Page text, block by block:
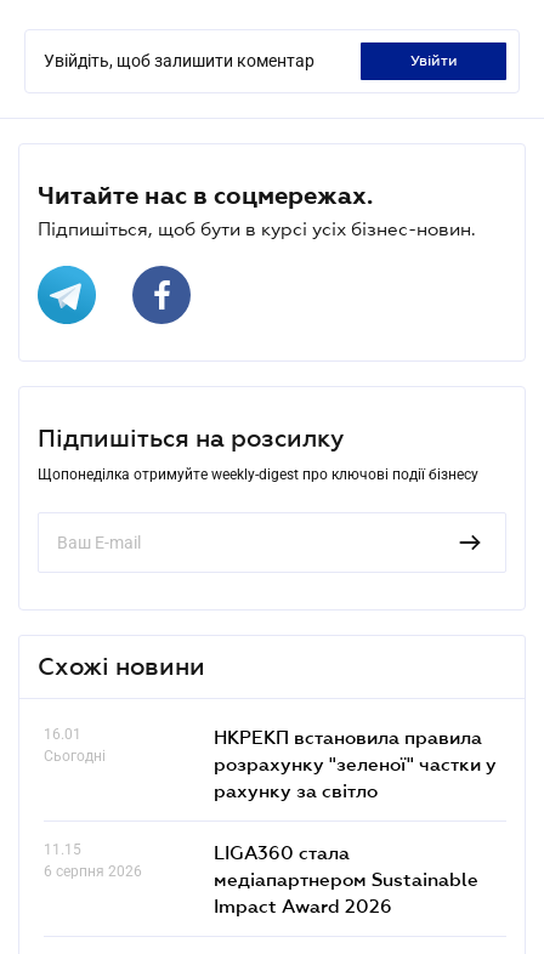
Увійдіть, щоб залишити коментар увійти
Читайте нас в соцмережах.
Підпишіться, щоб бути в курсі усіх бізнес-новин.
Підпишіться на розсилку
Щопонеділка отримуйте weekly-digest про ключові події бізнесу
Схожі новини
16.01
Сьогодні
НКРЕКП встановила правила
розрахунку "зеленої" частки у
рахунку за світло
11.15
6 серпня 2026
LIGA360 стала
медіапартнером Sustainable
Impact Award 2026